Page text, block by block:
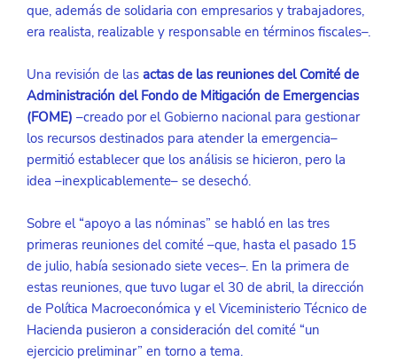
que, además de solidaria con empresarios y trabajadores,
era realista, realizable y responsable en términos fiscales–.
Una revisión de las actas de las reuniones del Comité de
Administración del Fondo de Mitigación de Emergencias
(FOME) –creado por el Gobierno nacional para gestionar
los recursos destinados para atender la emergencia–
permitió establecer que los análisis se hicieron, pero la
idea –inexplicablemente– se desechó.
Sobre el “apoyo a las nóminas” se habló en las tres
primeras reuniones del comité –que, hasta el pasado 15
de julio, había sesionado siete veces–. En la primera de
estas reuniones, que tuvo lugar el 30 de abril, la dirección
de Política Macroeconómica y el Viceministerio Técnico de
Hacienda pusieron a consideración del comité “un
ejercicio preliminar” en torno a tema.